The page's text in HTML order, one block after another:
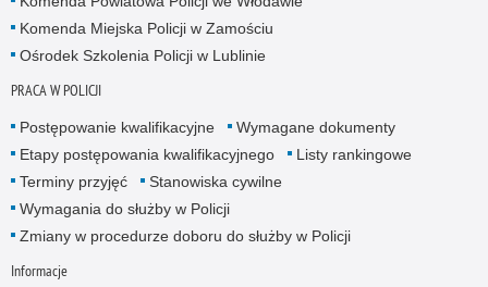
Komenda Miejska Policji w Zamościu
Ośrodek Szkolenia Policji w Lublinie
PRACA W POLICJI
Postępowanie kwalifikacyjne
Wymagane dokumenty
Etapy postępowania kwalifikacyjnego
Listy rankingowe
Terminy przyjęć
Stanowiska cywilne
Wymagania do służby w Policji
Zmiany w procedurze doboru do służby w Policji
Informacje